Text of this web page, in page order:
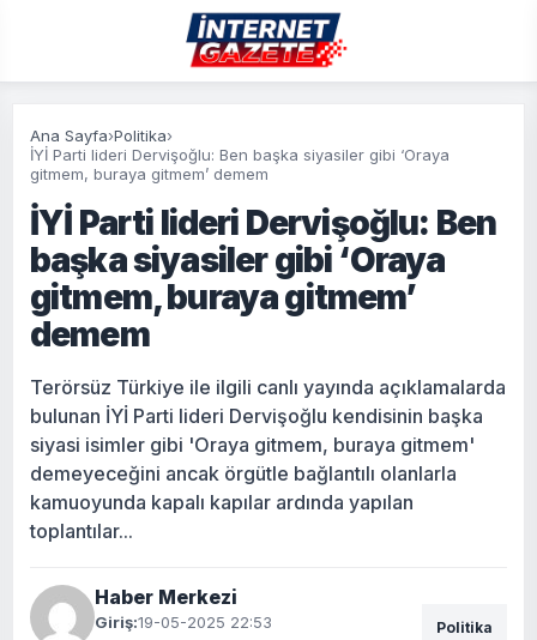
Ana Sayfa›Politika›
İYİ Parti lideri Dervişoğlu: Ben başka siyasiler gibi ‘Oraya
gitmem, buraya gitmem’ demem
İYİ Parti lideri Dervişoğlu: Ben
başka siyasiler gibi ‘Oraya
gitmem, buraya gitmem’
demem
Terörsüz Türkiye ile ilgili canlı yayında açıklamalarda
bulunan İYİ Parti lideri Dervişoğlu kendisinin başka
siyasi isimler gibi 'Oraya gitmem, buraya gitmem'
demeyeceğini ancak örgütle bağlantılı olanlarla
kamuoyunda kapalı kapılar ardında yapılan
toplantılar...
Haber Merkezi
Giriş:19-05-2025 22:53 Politika